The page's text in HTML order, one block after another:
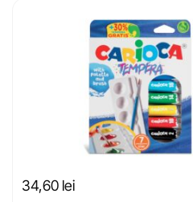
34,60 lei